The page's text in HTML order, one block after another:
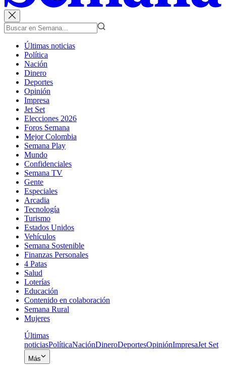
Últimas noticias
Política
Nación
Dinero
Deportes
Opinión
Impresa
Jet Set
Elecciones 2026
Foros Semana
Mejor Colombia
Semana Play
Mundo
Confidenciales
Semana TV
Gente
Especiales
Arcadia
Tecnología
Turismo
Estados Unidos
Vehículos
Semana Sostenible
Finanzas Personales
4 Patas
Salud
Loterías
Educación
Contenido en colaboración
Semana Rural
Mujeres
Últimas
noticiasPolíticaNaciónDineroDeportesOpiniónImpresaJet Set
Más